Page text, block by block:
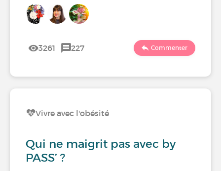
3261 227 Commenter
Vivre avec l'obésité
Qui ne maigrit pas avec by
PASS’ ?